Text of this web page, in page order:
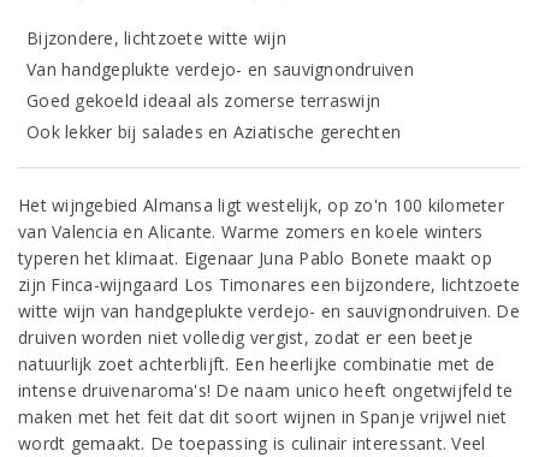
Bijzondere, lichtzoete witte wijn
Van handgeplukte verdejo- en sauvignondruiven
Goed gekoeld ideaal als zomerse terraswijn
Ook lekker bij salades en Aziatische gerechten
Het wijngebied Almansa ligt westelijk, op zo'n 100 kilometer
van Valencia en Alicante. Warme zomers en koele winters
typeren het klimaat. Eigenaar Juna Pablo Bonete maakt op
zijn Finca-wijngaard Los Timonares een bijzondere, lichtzoete
witte wijn van handgeplukte verdejo- en sauvignondruiven. De
druiven worden niet volledig vergist, zodat er een beetje
natuurlijk zoet achterblijft. Een heerlijke combinatie met de
intense druivenaroma's! De naam unico heeft ongetwijfeld te
maken met het feit dat dit soort wijnen in Spanje vrijwel niet
wordt gemaakt. De toepassing is culinair interessant. Veel